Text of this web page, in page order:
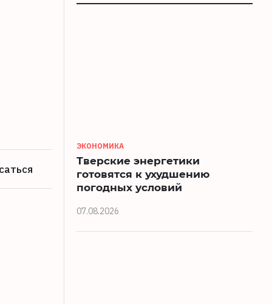
ЭКОНОМИКА
Тверские энергетики
готовятся к ухудшению
погодных условий
07.08.2026